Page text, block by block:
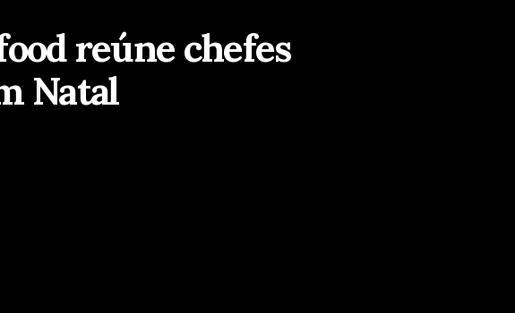
reúne chefes
Natal